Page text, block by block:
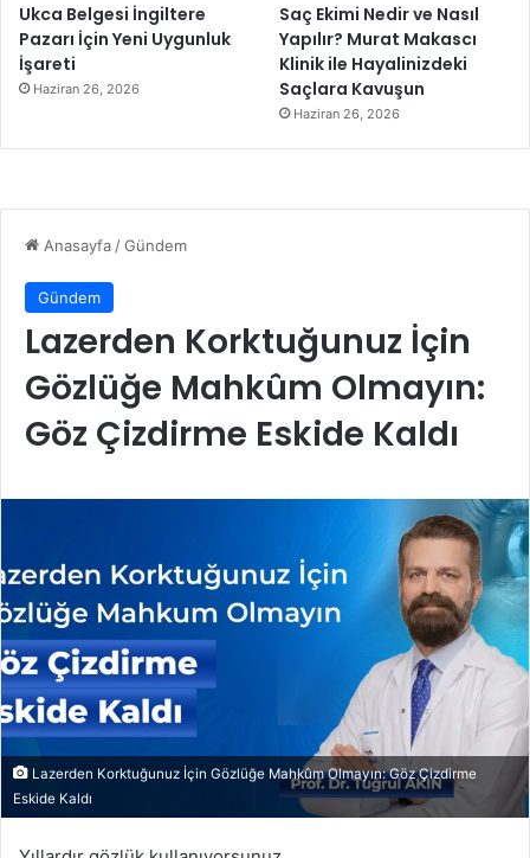
Ukca Belgesi İngiltere
Pazarı İçin Yeni Uygunluk
İşareti
Haziran 26, 2026
Saç Ekimi Nedir ve Nasıl
Yapılır? Murat Makascı
Klinik ile Hayalinizdeki
Saçlara Kavuşun
Haziran 26, 2026